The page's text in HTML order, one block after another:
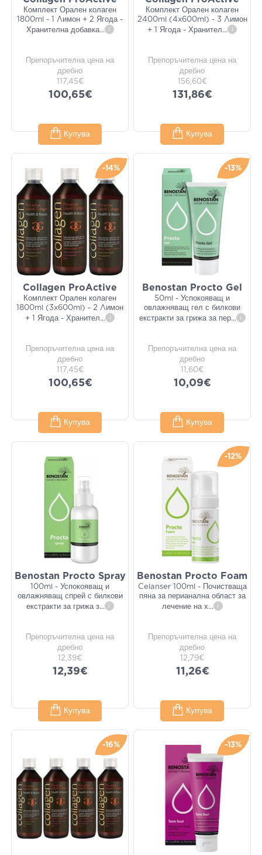
Комплект Орален колаген
1800ml - 1 Λимон + 2 Ягода -
Хранителна добавка... i
Препоръчителна цена на
дребно
117,45€
100,65€
Купува
Комплект Орален колаген
2400ml (4x600ml) - 3 Λимон
+ 1 Ягода - Хранител... i
Препоръчителна цена на
дребно
156,60€
131,86€
Купува
-14%
Collagen ProActive
Комплект Орален колаген
1800ml (3x600ml) - 2 Λимон
+ 1 Ягода - Хранител... i
Препоръчителна цена на
дребно
117,45€
100,65€
Купува
-13%
Benostan Procto Gel
50ml - Успокояващ и
овлажняващ гел с билкови
екстракти за грижа за пер... i
Препоръчителна цена на
дребно
11,60€
10,09€
Купува
Benostan Procto Spray
100ml - Успокояващ и
овлажняващ спрей с билкови
екстракти за грижа з... i
Препоръчителна цена на
дребно
12,39€
12,39€
Купува
-12%
Benostan Procto Foam
Celanser 100ml - Почистваща
пяна за перианална област за
лечение на х... i
Препоръчителна цена на
дребно
12,79€
11,26€
Купува
-16% -13%